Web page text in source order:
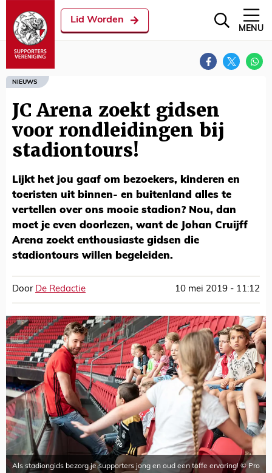
Lid Worden
MENU
NIEUWS
JC Arena zoekt gidsen
voor rondleidingen bij
stadiontours!
Lijkt het jou gaaf om bezoekers, kinderen en
toeristen uit binnen- en buitenland alles te
vertellen over ons mooie stadion? Nou, dan
moet je even doorlezen, want de Johan Cruijff
Arena zoekt enthousiaste gidsen die
stadiontours willen begeleiden.
Door De Redactie 10 mei 2019 - 11:12
Als stadiongids bezorg je supporters jong en oud een toffe ervaring! © Pro